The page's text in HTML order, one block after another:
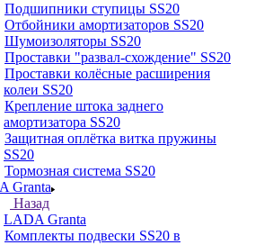
Подшипники ступицы SS20
Отбойники амортизаторов SS20
Шумоизоляторы SS20
Проставки "развал-схождение" SS20
Проставки колёсные расширения
колеи SS20
Крепление штока заднего
амортизатора SS20
Защитная оплётка витка пружины
SS20
Тормозная система SS20
Granta
Назад
LADA Granta
Комплекты подвески SS20 в